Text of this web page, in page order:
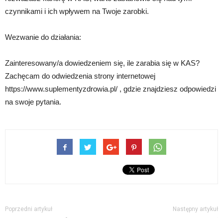
czynnikami i ich wpływem na Twoje zarobki.
Wezwanie do działania:
Zainteresowany/a dowiedzeniem się, ile zarabia się w KAS?
Zachęcam do odwiedzenia strony internetowej
https://www.suplementyzdrowia.pl/ , gdzie znajdziesz odpowiedzi
na swoje pytania.
Poprzedni artykuł Następny artykuł